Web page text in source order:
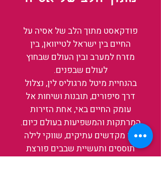
פודקאסט מתוך הלב של אסיה על
החיים בין ישראל לטייוואן, בין
מזרח למערב ובין העולם שבחוץ
לעולם שבפנים.
בהנחיית מיטל מרגוליס לין, נצלול
דרך סיפורים, תובנות ושיחות אל
עומק החיים באי, אחת הזירות
המרתקות והמשפיעות בעולם כיום.
בין מקדשים עתיקים, שווקי לילה
תוססים ותעשיית שבבים פורצת